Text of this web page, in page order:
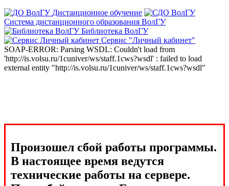
Дистанционное обучение
Система дистанционного образования ВолГУ
Библиотека ВолГУ
Сервис "Личный кабинет"
SOAP-ERROR: Parsing WSDL: Couldn't load from
'http://is.volsu.ru/1cuniver/ws/staff.1cws?wsdl' : failed to load
external entity "http://is.volsu.ru/1cuniver/ws/staff.1cws?wsdl"
Произошел сбой работы программы.
В настоящее время ведутся
технические работы на сервере.